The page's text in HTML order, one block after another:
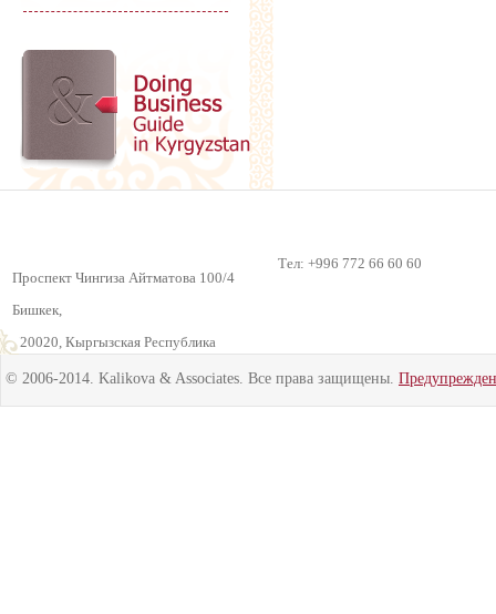
Проспект Чингиза Айтматова 100/4
Бишкек,
720020, Кыргызская Республика
Тел: +996 772 66 60 60
© 2006-2014. Kalikova & Associates. Все права защищены.